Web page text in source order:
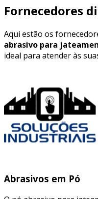
Fornecedores
Aqui estão os
abrasivo para
ideal para atender às
Abrasivos em Pó